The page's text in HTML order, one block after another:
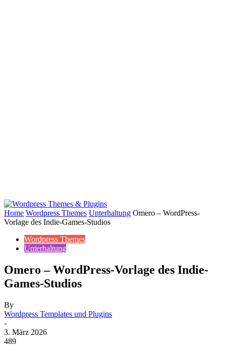
Home Wordpress Themes Unterhaltung Omero – WordPress-
Vorlage des Indie-Games-Studios
Wordpress Themes
Unterhaltung
Omero – WordPress-Vorlage des Indie-
Games-Studios
By
Wordpress Templates und Plugins
-
3. März 2026
489